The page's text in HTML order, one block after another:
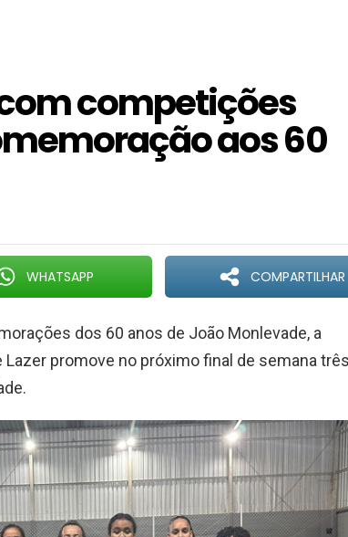
competições
aos 60
WHATSAPP COMPARTILHAR
dos 60 anos de João Monlevade, a
promove no próximo final de semana três